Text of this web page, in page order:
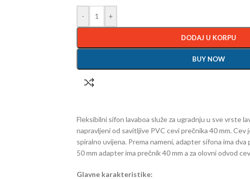
- +
DODAJ U KORPU
BUY NOW
Fleksibilni sifon lavaboa služe za ugradnju u sve vrste
napravljeni od savitljive PVC cevi prečnika 40 mm.
spiralno uvijena. Prema nameni, adapter sifona ima
50 mm adapter ima prečnik 40 mm a za olovni odvod
Glavne karakteristike: